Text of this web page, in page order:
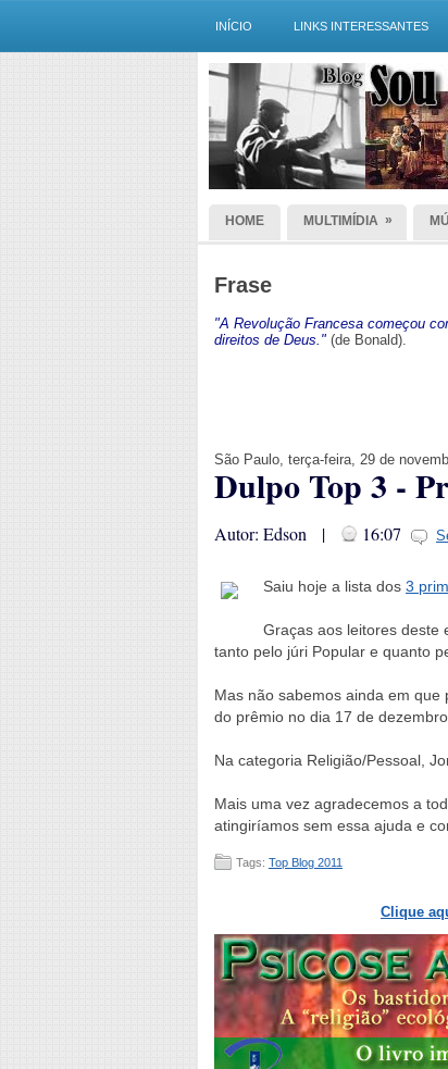
INÍCIO LINKS INTERESSANTES
HOME MULTIMÍDIA »
Frase
"A Revolução Francesa começou
direitos de Deus." (de Bonald).
São Paulo, terça-feira, 29 de
Dulpo Top 3 -
Autor: Edson | 16:07
Saiu hoje a lista dos 3
Graças aos leitores deste
tanto pelo júri Popular e quanto
Mas não sabemos ainda em
do prêmio no dia 17 de
Na categoria Religião/Pessoal,
Mais uma vez agradecemos a
atingiríamos sem essa ajuda e
Tags: Top Blog 2011
Clique